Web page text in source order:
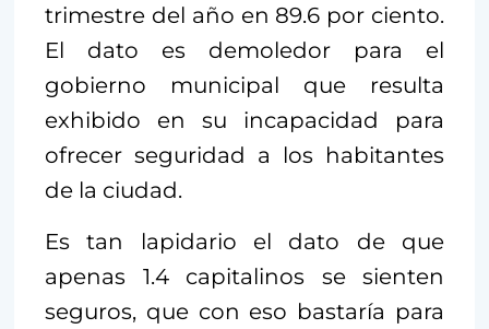
trimestre del año en 89.6 por ciento.
El dato es demoledor para el
gobierno municipal que resulta
exhibido en su incapacidad para
ofrecer seguridad a los habitantes
de la ciudad.
Es tan lapidario el dato de que
apenas 1.4 capitalinos se sienten
seguros, que con eso bastaría para